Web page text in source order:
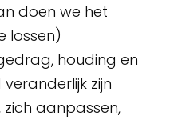
doen we het
lossen)
houding en
zijn
zich aanpassen,